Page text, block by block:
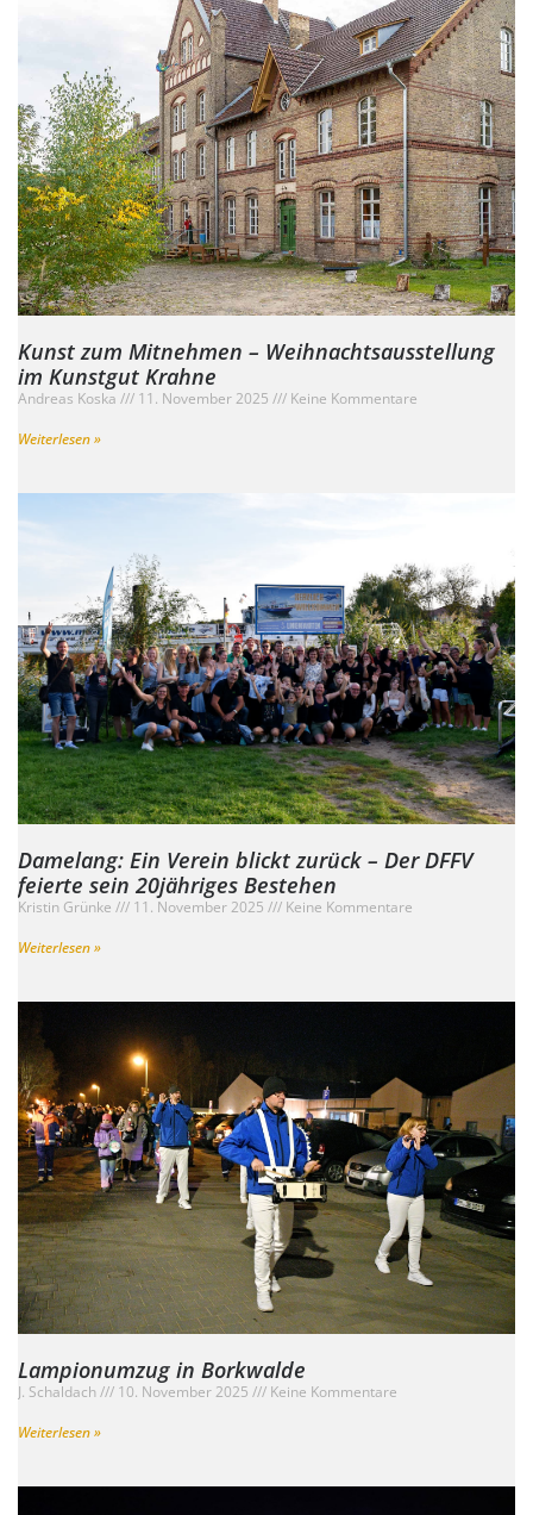
Kunst zum Mitnehmen – Weihnachtsausstellung
im Kunstgut Krahne
Andreas Koska 11. November 2025
Keine Kommentare
Weiterlesen »
Damelang: Ein Verein blickt zurück – Der DFFV
feierte sein 20jähriges Bestehen
Kristin Grünke 11. November 2025
Keine Kommentare
Weiterlesen »
Lampionumzug in Borkwalde
J. Schaldach 10. November 2025
Keine Kommentare
Weiterlesen »